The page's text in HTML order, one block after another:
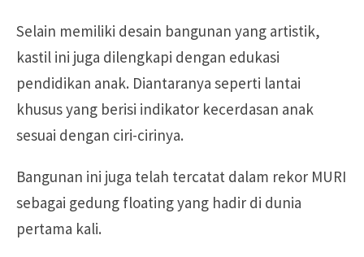
Selain memiliki desain bangunan yang artistik,
kastil ini juga dilengkapi dengan edukasi
pendidikan anak. Diantaranya seperti lantai
khusus yang berisi indikator kecerdasan anak
sesuai dengan ciri-cirinya.
Bangunan ini juga telah tercatat dalam rekor MURI
sebagai gedung floating yang hadir di dunia
pertama kali.